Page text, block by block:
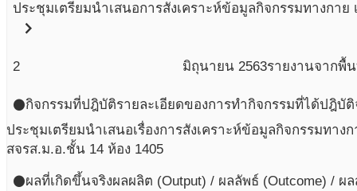
ประชุมเตรียมนำเสนอการสังเคราะห์ข้อมูลกิจกรรมทางกาย
chevron_right
2 มิถุนายน 2563รายงานจากพื้น
circleกิจกรรมที่ปฎิบัติรายละเอียดของการทำกิจกรรมที่ได้ปฎิบัติ
ประชุมเตรียมนำเสนอเรื่องการสังเคราะห์ข้อมูลกิจกรรมทา
สจรส.ม.อ.ชั้น 14 ห้อง 1405
circleผลที่เกิดขึ้นจริงผลผลิต (Output) / ผลลัพธ์ (Outcome) /